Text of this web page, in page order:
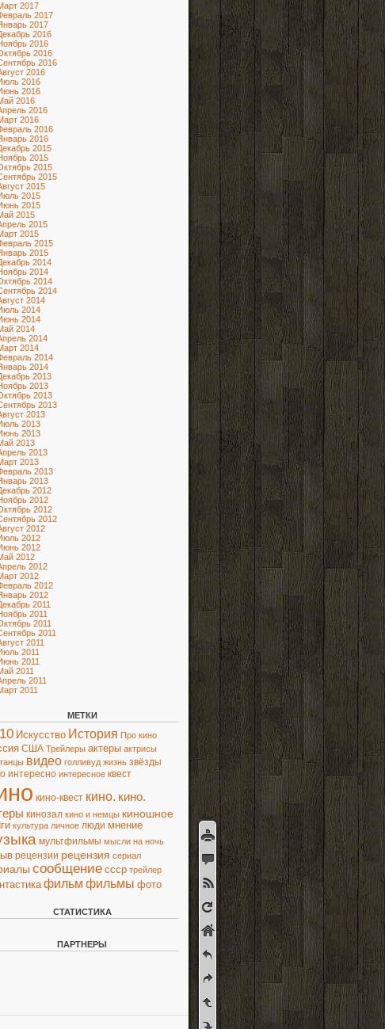
2017
2017
2017
2016
2016
2016
2016
2016
2016
2016
2016
2016
2016
2016
2016
2015
2015
2015
2015
2015
2015
2015
2015
2015
2015
2015
2015
2014
2014
2014
2014
2014
2014
2014
2014
2014
2014
2014
2014
2013
2013
2013
2013
2013
2013
2013
2013
2013
2013
2013
2013
2012
2012
2012
2012
2012
2012
2012
2012
2012
2012
2012
2012
2011
2011
2011
2011
2011
2011
2011
2011
2011
2011
МЕТКИ
Искусство История Про кино
США Трейлеры актеры актрисы
видео голливуд жизнь звёзды
интересно интересное квест
кино-квест кино. кино.
кинозал кино и немцы киношное
культура личное люди мнение
мультфильмы мысли на ночь
рецензии рецензия сериал
сообщение ссср трейлер
фильм фильмы фото
СТАТИСТИКА
ПАРТНЕРЫ